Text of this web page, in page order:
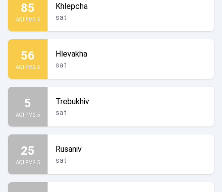
85
AQI PM2.5
Khlepcha
sat
56
AQI PM2.5
Hlevakha
sat
5
AQI PM2.5
Trebukhiv
sat
25
AQI PM2.5
Rusaniv
sat